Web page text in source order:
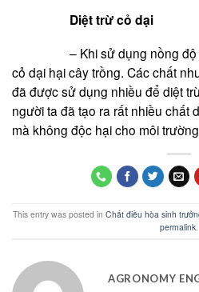
Diệt trừ cỏ dại
– Khi sử dụng nồng độ
cỏ dại hại cây trồng. Các chất
đã được sử dụng nhiều để diệt
người ta đã tạo ra rất nhiều chất
mà không độc hại cho môi
This entry was posted in Chất điều hòa sinh
permalink
AGRONOMY